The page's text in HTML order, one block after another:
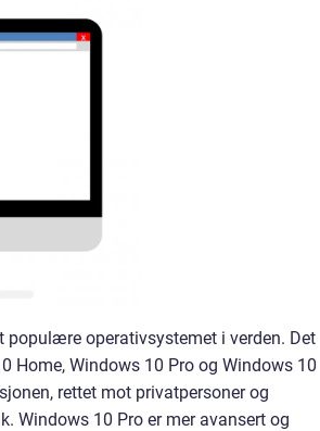
operativsystemet i verden. Det
Home, Windows 10 Pro og Windows 10
rettet mot privatpersoner og
Windows 10 Pro er mer avansert og